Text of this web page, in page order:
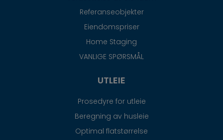
Referanseobjekter
Eiendomspriser
Home Staging
VANLIGE SPØRSMÅL
UTLEIE
Prosedyre for utleie
Beregning av husleie
Optimal flatstørrelse